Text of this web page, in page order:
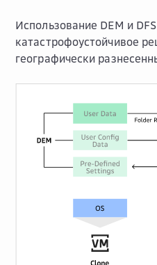
Использование DEM и
катастрофоустойчивое
географически